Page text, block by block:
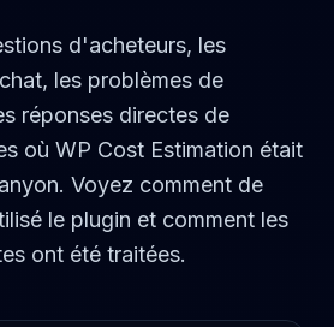
d'acheteurs, les
les problèmes de
réponses directes de
où WP Cost Estimation était
Voyez comment de
le plugin et comment les
ont été traitées.